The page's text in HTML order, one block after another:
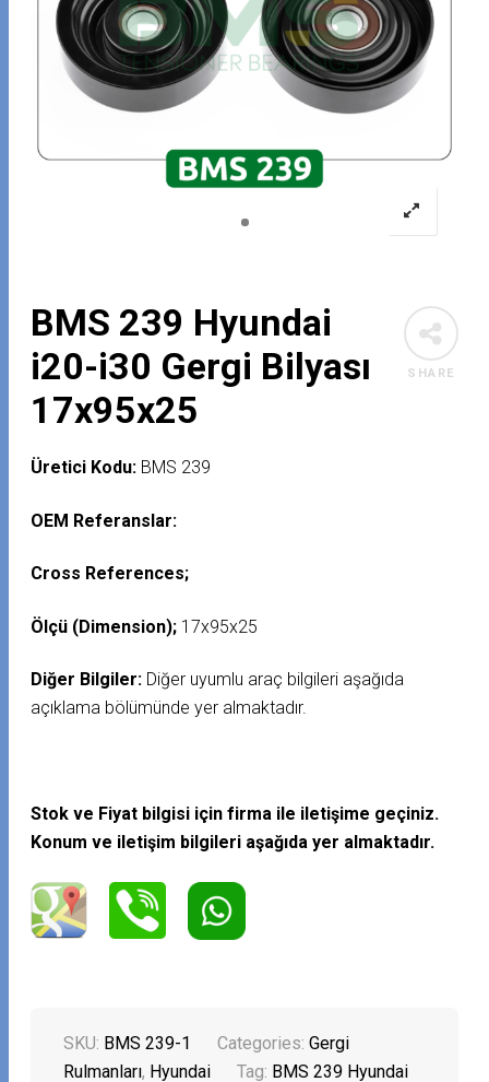
SHARE
BMS 239 Hyundai
i20-i30 Gergi Bilyası
17x95x25
Üretici Kodu: BMS 239
OEM Referanslar:
Cross References;
Ölçü (Dimension); 17x95x25
Diğer Bilgiler: Diğer uyumlu araç bilgileri aşağıda
açıklama bölümünde yer almaktadır.
Stok ve Fiyat bilgisi için firma ile iletişime geçiniz.
Konum ve iletişim bilgileri aşağıda yer almaktadır.
SKU: BMS 239-1 Categories:Gergi
Rulmanları, Hyundai Tag: BMS 239 Hyundai